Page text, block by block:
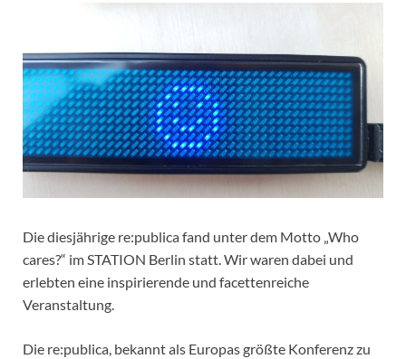
Die diesjährige re:publica fand unter dem Motto „Who
cares?“ im STATION Berlin statt. Wir waren dabei und
erlebten eine inspirierende und facettenreiche
Veranstaltung.
Die re:publica, bekannt als Europas größte Konferenz zu